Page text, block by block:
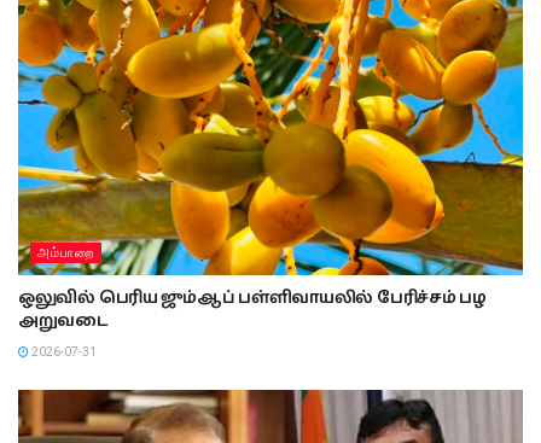
அம்பாறை
ஒலுவில் பெரிய ஜும்ஆப் பள்ளிவாயலில் பேரிச்சம் பழ
அறுவடை
2026-07-31